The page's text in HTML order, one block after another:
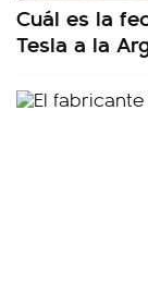
Cuál es la
Tesla a la